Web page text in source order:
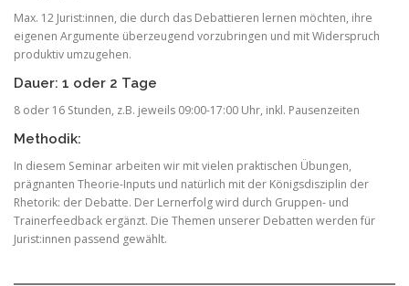
Max. 12 Jurist:innen, die durch das Debattieren lernen möchten, ihre
eigenen Argumente überzeugend vorzubringen und mit Widerspruch
produktiv umzugehen.
Dauer: 1 oder 2 Tage
8 oder 16 Stunden, z.B. jeweils 09:00-17:00 Uhr, inkl. Pausenzeiten
Methodik:
In diesem Seminar arbeiten wir mit vielen praktischen Übungen,
prägnanten Theorie-Inputs und natürlich mit der Königsdisziplin der
Rhetorik: der Debatte. Der Lernerfolg wird durch Gruppen- und
Trainerfeedback ergänzt. Die Themen unserer Debatten werden für
Jurist:innen passend gewählt.